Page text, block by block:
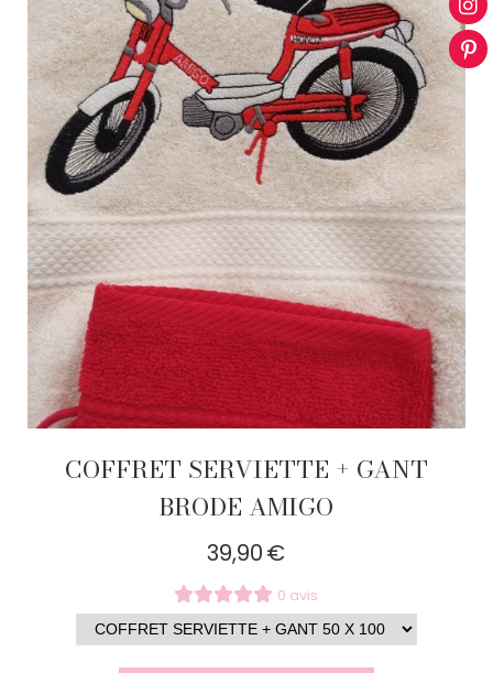
COFFRET SERVIETTE + GANT
BRODE AMIGO
39,90€
0 avis